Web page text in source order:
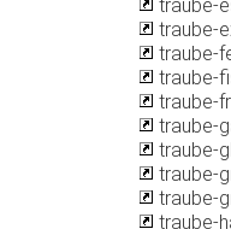
traube-
traube-
traube-
traube-
traube-
traube-
traube-
traube-
traube-
traube-